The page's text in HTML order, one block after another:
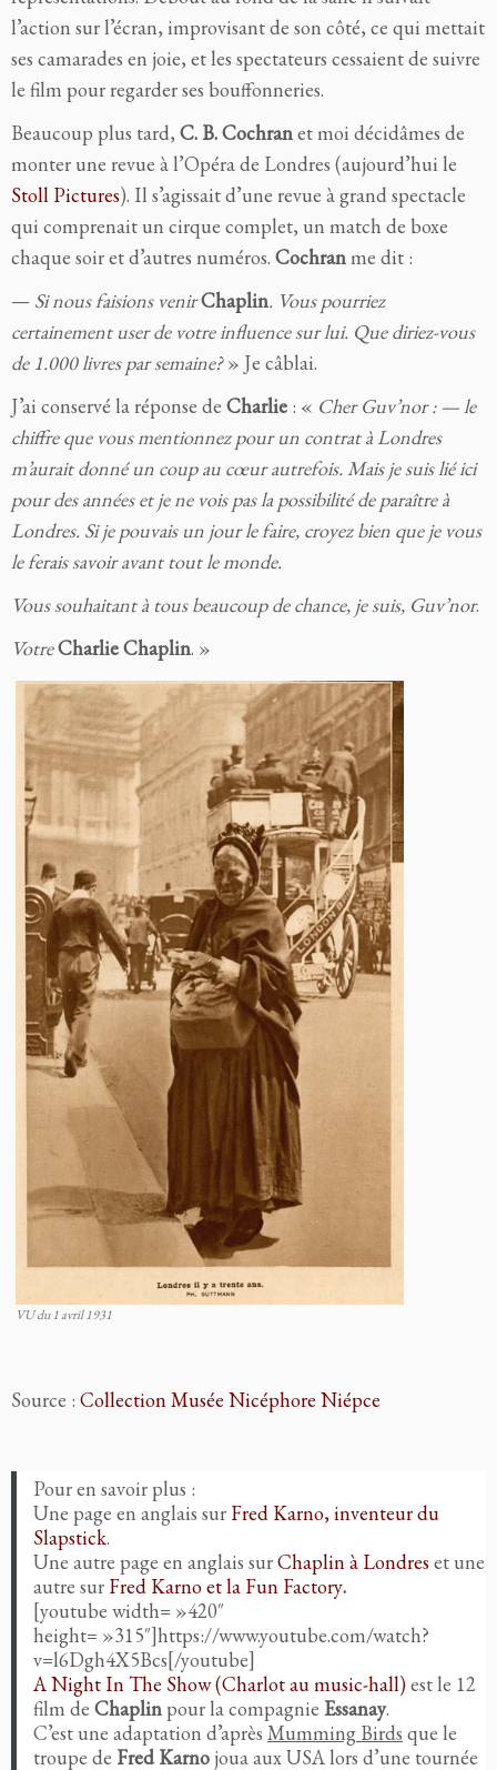
l’action sur l’écran, improvisant de son côté, ce qui mettait
ses camarades en joie, et les spectateurs cessaient de suivre
le film pour regarder ses bouffonneries.
Beaucoup plus tard, C. B. Cochranet moi décidâmes de
monter une revue à l’Opéra de Londres (aujourd’hui le
Stoll Pictures). Il s’agissait d’une revue à grand spectacle
qui comprenait un cirque complet, un match de boxe
chaque soir et d’autres numéros. Cochranme dit :
— Si nous faisions venirChaplin. Vous pourriez
certainement user de votre influence sur lui. Que diriez-vous
de 1.000 livres par semaine?» Je câblai.
J’ai conservé la réponse de Charlie : « Cher Guv’nor : — le
chiffre que vous mentionnez pour un contrat à Londres
m’aurait donné un coup au cœur autrefois. Mais je suis lié ici
pour des années et je ne vois pas la possibilité de paraître à
Londres. Si je pouvais un jour le faire, croyez bien que je vous
le ferais savoir avant tout le monde.
Vous souhaitant à tous beaucoup de chance, je suis, Guv’nor.
VotreCharlie Chaplin. »
VU du 1 avril 1931
Source : Collection Musée Nicéphore Niépce
Pour en savoir plus :
Une page en anglais sur Fred Karno, inventeur du
Slapstick.
Une autre page en anglais surChaplin à Londres et une
autre sur Fred Karno et la Fun Factory.
[youtube width= »420″
height= »315″]https://www.youtube.com/watch?
v=l6Dgh4X5Bcs[/youtube]
A Night In The Show (Charlot au music-hall)est le 12
film de Chaplin pour la compagnie Essanay.
C’est une adaptation d’après Mumming Birds que le
troupe de Fred Karno joua aux USA lors d’une tournée